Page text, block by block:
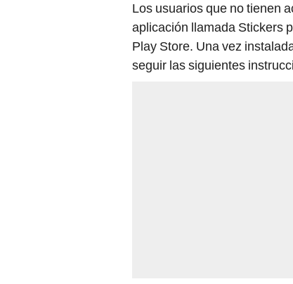
Los usuarios que no tienen
aplicación llamada Stickers
Play Store. Una vez
seguir las siguientes